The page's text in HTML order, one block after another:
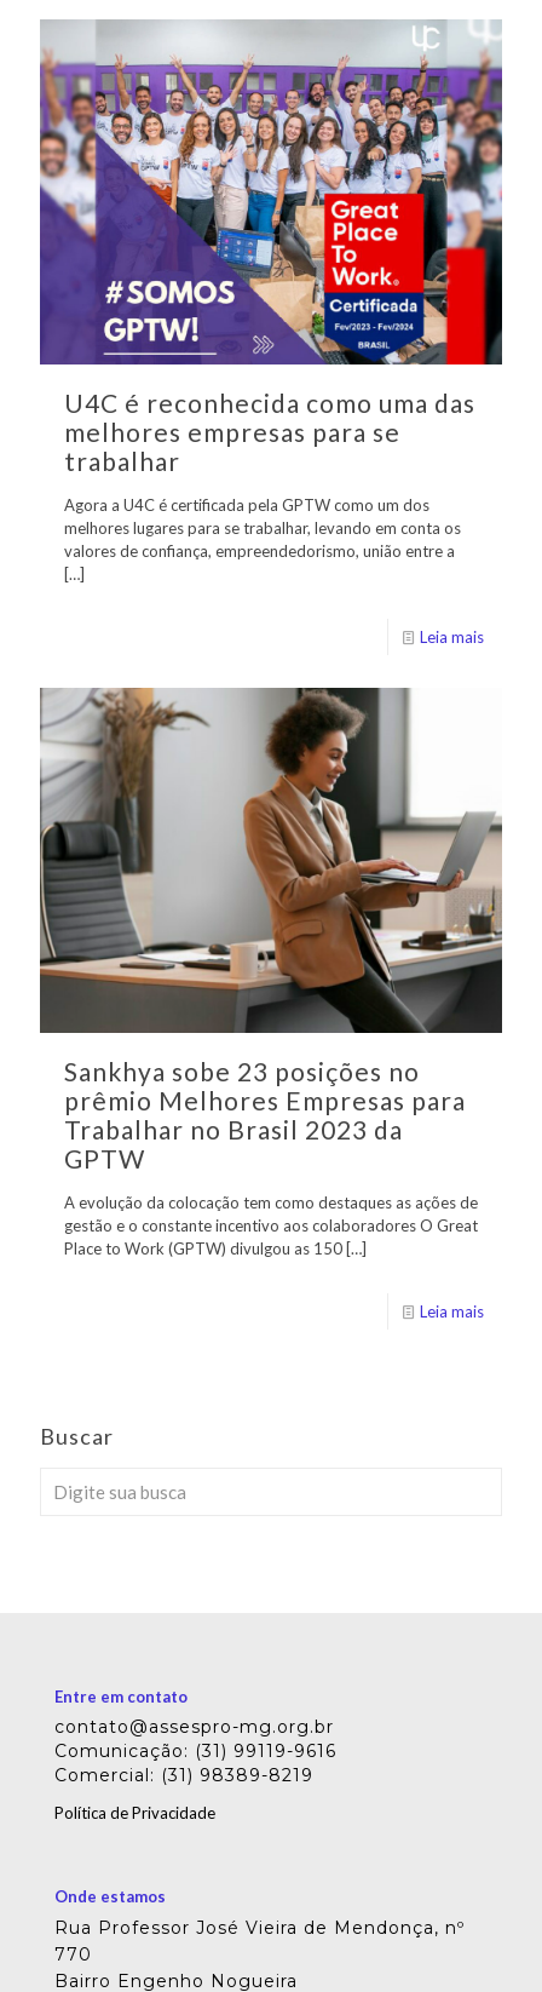
U4C é reconhecida como uma das
melhores empresas para se
trabalhar
Agora a U4C é certificada pela GPTW como um dos
melhores lugares para se trabalhar, levando em conta os
valores de confiança, empreendedorismo, união entre a
[…]
Leia mais
Sankhya sobe 23 posições no
prêmio Melhores Empresas para
Trabalhar no Brasil 2023 da
GPTW
A evolução da colocação tem como destaques as ações de
gestão e o constante incentivo aos colaboradores O Great
Place to Work (GPTW) divulgou as 150 […]
Leia mais
Buscar
Entre em contato
contato@assespro-mg.org.br
Comunicação: (31) 99119-9616
Comercial: (31) 98389-8219
Política de Privacidade
Onde estamos
Rua Professor José Vieira de Mendonça, nº
770
Bairro Engenho Nogueira